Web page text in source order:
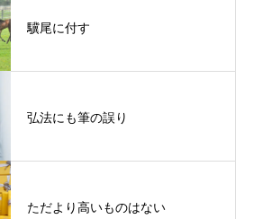
驥尾に付す
弘法にも筆の誤り
ただより高いものはない